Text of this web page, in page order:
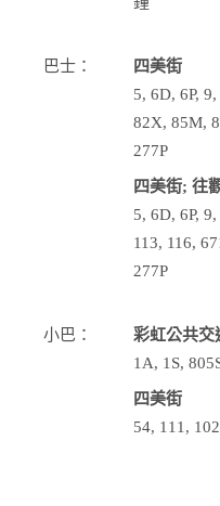
巴士：
四美街
5, 6D, 6P,
82X, 85M,
277P
四美街; 往
5, 6D, 6P,
113, 116,
277P
小巴：
彩虹公共交
1A, 1S,
四美街
54, 111,